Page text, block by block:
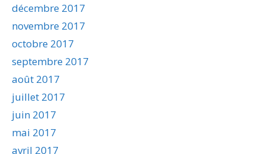
décembre 2017
novembre 2017
octobre 2017
septembre 2017
août 2017
juillet 2017
juin 2017
mai 2017
avril 2017